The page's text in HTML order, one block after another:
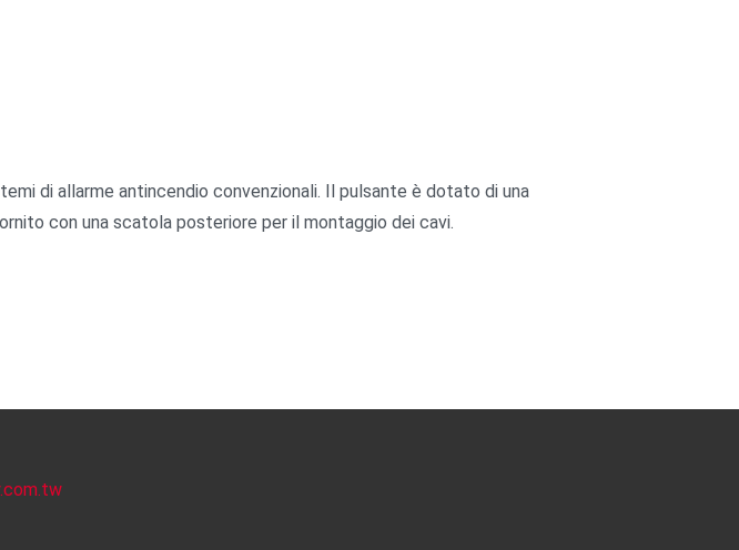
di allarme antincendio convenzionali. Il pulsante è dotato di una
con una scatola posteriore per il montaggio dei cavi.